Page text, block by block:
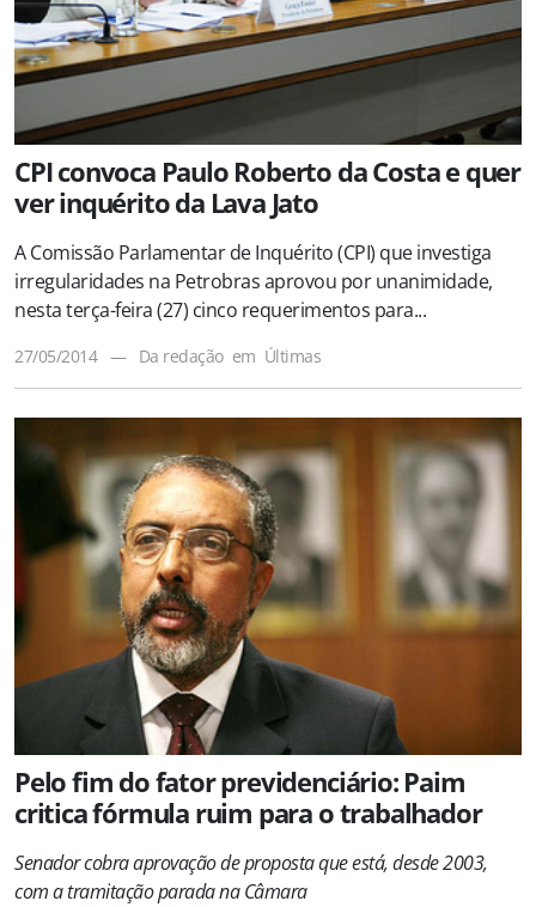
CPI convoca Paulo Roberto da Costa e quer
ver inquérito da Lava Jato
A Comissão Parlamentar de Inquérito (CPI) que investiga
irregularidades na Petrobras aprovou por unanimidade,
nesta terça-feira (27) cinco requerimentos para...
27/05/2014 — Da redação em Últimas
Pelo fim do fator previdenciário: Paim
critica fórmula ruim para o trabalhador
Senador cobra aprovação de proposta que está, desde 2003,
com a tramitação parada na Câmara